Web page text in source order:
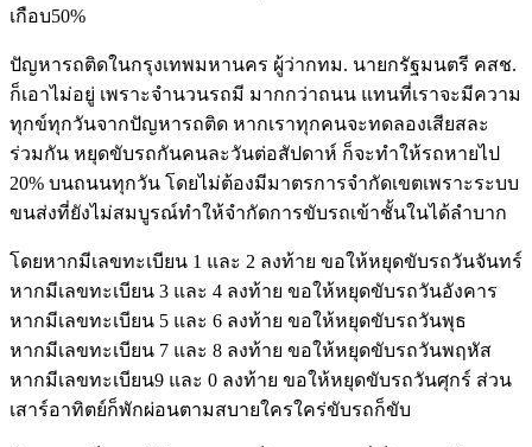
เกือบ50%
ปัญหารถติดในกรุงเทพมหานคร ผู้ว่ากทม. นายกรัฐมนตรี คสช.
ก็เอาไม่อยู่ เพราะจำนวนรถมี มากกว่าถนน แทนที่เราจะมีความ
ทุกข์ทุกวันจากปัญหารถติด หากเราทุกคนจะทดลองเสียสละ
ร่วมกัน หยุดขับรถกันคนละวันต่อสัปดาห์ ก็จะทำให้รถหายไป
20% บนถนนทุกวัน โดยไม่ต้องมีมาตรการจำกัดเขตเพราะระบบ
ขนส่งที่ยังไม่สมบูรณ์ทำให้จำกัดการขับรถเข้าชั้นในได้ลำบาก
โดยหากมีเลขทะเบียน 1 และ 2 ลงท้าย ขอให้หยุดขับรถวันจันทร์
หากมีเลขทะเบียน 3 และ 4 ลงท้าย ขอให้หยุดขับรถวันอังคาร
หากมีเลขทะเบียน 5 และ 6 ลงท้าย ขอให้หยุดขับรถวันพุธ
หากมีเลขทะเบียน 7 และ 8 ลงท้าย ขอให้หยุดขับรถวันพฤหัส
หากมีเลขทะเบียน9 และ 0 ลงท้าย ขอให้หยุดขับรถวันศุกร์ ส่วน
เสาร์อาทิตย์ก็พักผ่อนตามสบายใครใคร่ขับรถก็ขับ